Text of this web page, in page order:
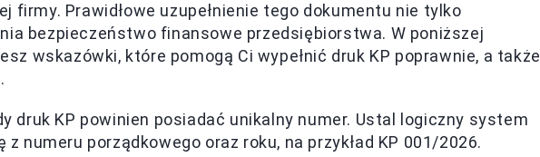
firmy. Prawidłowe uzupełnienie tego dokumentu nie tylko
bezpieczeństwo finansowe przedsiębiorstwa. W poniższej
wskazówki, które pomogą Ci wypełnić druk KP poprawnie, a także
druk KP powinien posiadać unikalny numer. Ustal logiczny system
z numeru porządkowego oraz roku, na przykład KP 001/2026.